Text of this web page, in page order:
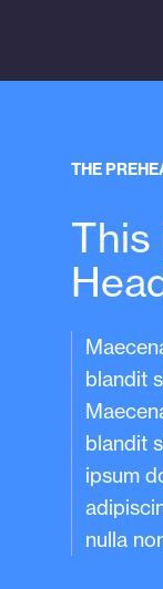
THE
This
blandit
blandit
ipsum
nulla